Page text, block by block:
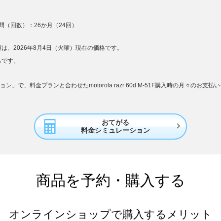
回数）：26か月（24回）
、2026年8月4日（火曜）現在の価格です。
す。
ン」で、料金プランと合わせたmotorola razr 60d M-51F購入時の月々のお支払
おてがる
料金シミュレーション

商品を予約・購入する
オンラインショップで購入するメリット